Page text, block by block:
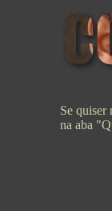
Se quiser
na aba